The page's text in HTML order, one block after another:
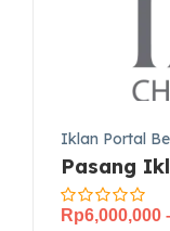
Iklan Portal
Pasang
Rp6,000,000